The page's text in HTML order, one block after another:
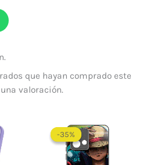
que hayan comprado este
valoración.
-35%
-35%